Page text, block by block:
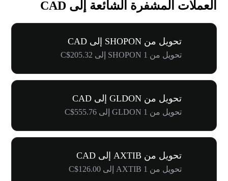
العملات المشفرة الشائعة إلى CAD
تحويل من SHOPON إلى CAD
تحويل من 1 SHOPON إلى C$205.32
تحويل من GLDON إلى CAD
تحويل من 1 GLDON إلى C$555.76
تحويل من AXTIB إلى CAD
تحويل من 1 AXTIB إلى C$126.00